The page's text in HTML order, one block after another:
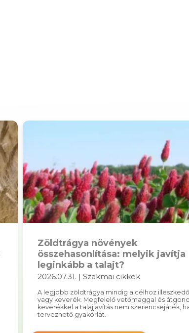
Zöldtrágya növények
összehasonlítása: melyik javítja
leginkább a talajt?
2026.07.31. | Szakmai cikkek
A legjobb zöldtrágya mindig a célhoz
vagy keverék. Megfelelő vetőmaggal és
keverékkel a talajjavítás nem szerencsejáték,
tervezhető gyakorlat.